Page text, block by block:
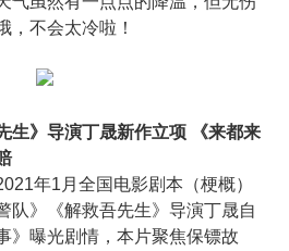
，不会太冷啦！
生》导演丁晟新作立项 《来都来
年1月全国电影剧本（梗概）
队》《解救吾先生》导演丁晟自
》曝光剧情，本片聚焦保镖故